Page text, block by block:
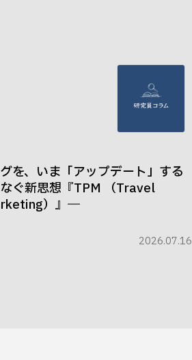
を、いま「アップデート」する
ぐ新思想『TPM （Travel
）』―
2026.07.16